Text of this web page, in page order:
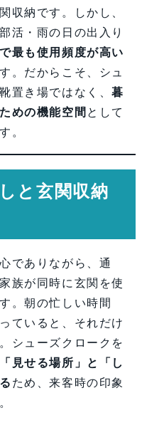
使われ続ける玄関
問）
い合わせ】
収納です。しかし、
活・雨の日の出入り
最も使用頻度が高い
。だからこそ、シュ
置き場ではなく、暮
めの機能空間 として
。
と玄関収納
でありながら、通
族が同時に玄関を使
。朝の忙しい時間
ていると、それだけ
シューズクロークを
見せる場所」と「し
ため、来客時の印象